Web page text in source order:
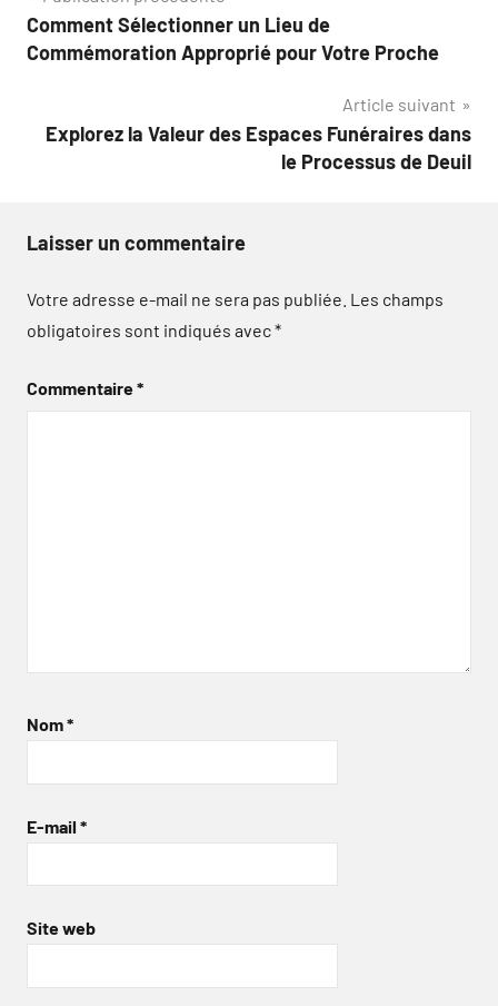
de
Comment Sélectionner un Lieu de
Commémoration Approprié pour Votre Proche
Article suivant
Explorez la Valeur des Espaces Funéraires dans
le Processus de Deuil
Laisser un commentaire
Votre adresse e-mail ne sera pas publiée. Les champs
obligatoires sont indiqués avec*
Commentaire*
Nom*
E-mail *
Site web